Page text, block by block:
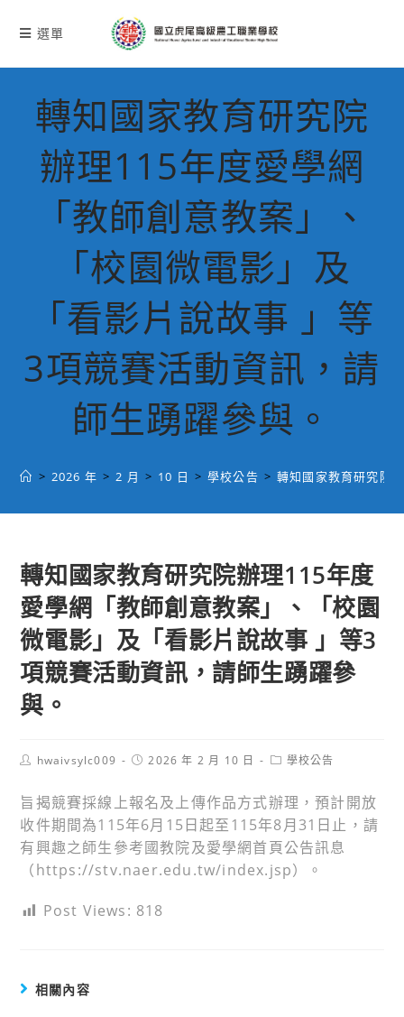
選單
轉知國家教育研究院
辦理115年度愛學網
「教師創意教案」、
「校園微電影」及
「看影片說故事 」等
3項競賽活動資訊，請
師生踴躍參與。
> 2026 年 > 2 月 > 10 日 > 學校公告 > 轉知國家教育研究院
轉知國家教育研究院辦理115年度
愛學網「教師創意教案」、「校園
微電影」及「看影片說故事 」等3
項競賽活動資訊，請師生踴躍參
與。
Posthwaivsylc009
Post2026 年 2 月 10 日
Post學校公告
旨揭競賽採線上報名及上傳作品方式辦理，預計開放
收件期間為115年6月15日起至115年8月31日止，請
有興趣之師生參考國教院及愛學網首頁公告訊息
（https://stv.naer.edu.tw/index.jsp）。
Post Views: 818
相關內容